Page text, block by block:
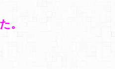
。